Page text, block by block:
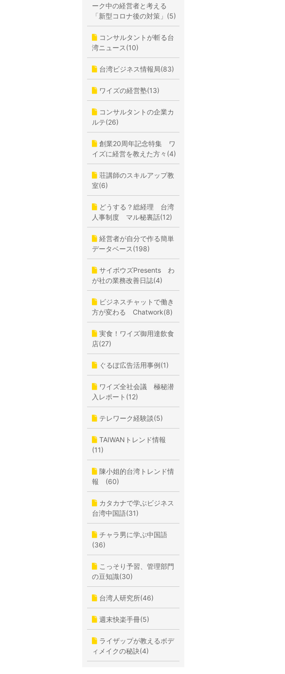
ーク中の経営者と考える
「新型コロナ後の対策」(5)
コンサルタントが斬る台
湾ニュース(10)
台湾ビジネス情報局(83)
ワイズの経営塾(13)
コンサルタントの企業カ
ルテ(26)
創業20周年記念特集 ワ
イズに経営を教えた方々(4)
荘講師のスキルアップ教
室(6)
どうする？総経理 台湾
人事制度 マル秘裏話(12)
経営者が自分で作る簡単
データベース(198)
サイボウズPresents わ
が社の業務改善日誌(4)
ビジネスチャットで働き
方が変わる Chatwork(8)
実食！ワイズ御用達飲食
店(27)
ぐるぽ広告活用事例(1)
ワイズ全社会議 極秘潜
入レポート(12)
テレワーク経験談(5)
TAIWANトレンド情報
(11)
陳小姐的台湾トレンド情
報 (60)
カタカナで学ぶビジネス
台湾中国語(31)
チャラ男に学ぶ中国語
(36)
こっそり予習、管理部門
の豆知識(30)
台湾人研究所(46)
週末快楽手冊(5)
ライザップが教えるボデ
ィメイクの秘訣(4)